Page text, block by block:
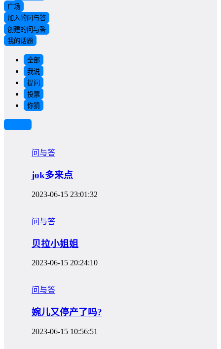
广场
加入的问与答
创建的问与答
我的话题
全部
我说
提问
投票
你猜
问与答
jok多来点
2023-06-15 23:01:32
问与答
贝拉小姐姐
2023-06-15 20:24:10
问与答
婉儿又停产了吗?
2023-06-15 10:56:51